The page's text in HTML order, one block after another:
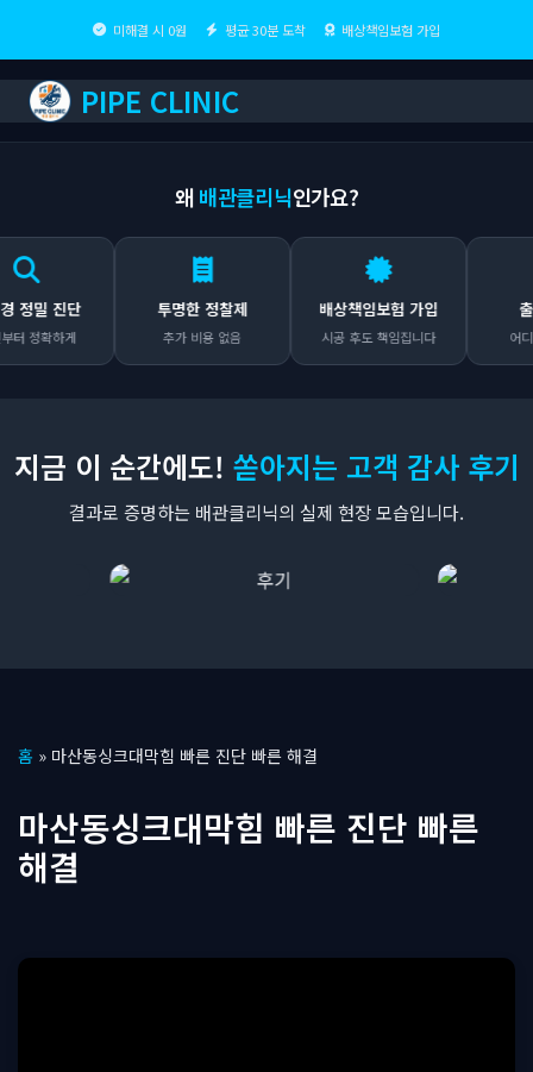
미해결 시 0원 평균 30분 도착 배상책임보험 가입
PIPE CLINIC
왜 배관클리닉인가요?
진단
하게
투명한 정찰제
추가 비용 없음
배상책임보험 가입
시공 후도 책임집니다
출장비
어디든 무
지금 이 순간에도! 쏟아지는 고객 감사 후기
결과로 증명하는 배관클리닉의 실제 현장 모습입니다.
텐
로
건
기
홈 » 마산동싱크대막힘 빠른 진단 빠른 해결
마산동싱크대막힘 빠른 진단 빠른
해결